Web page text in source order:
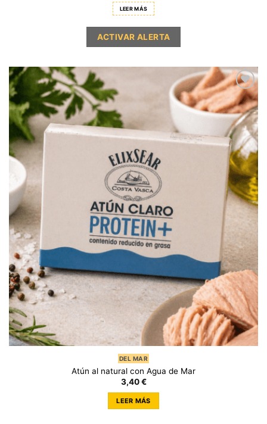
LEER MÁS
DEL MAR
Atún al natural con Agua de Mar
3,40€
LEER MÁS